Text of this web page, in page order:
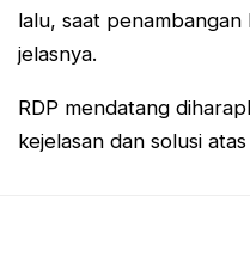
lalu, saat
jelasnya.
RDP mendatang
kejelasan dan solusi